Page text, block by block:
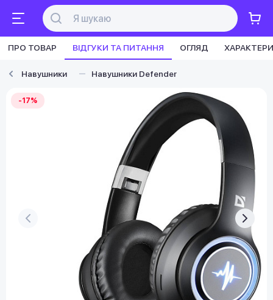
ПРО ТОВАР ВІДГУКИ ТА ПИТАННЯ ОГЛЯД
Навушники Навушники Defender
-17%